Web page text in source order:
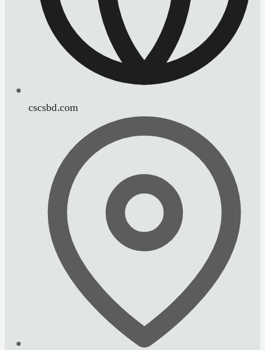
cscsbd.com